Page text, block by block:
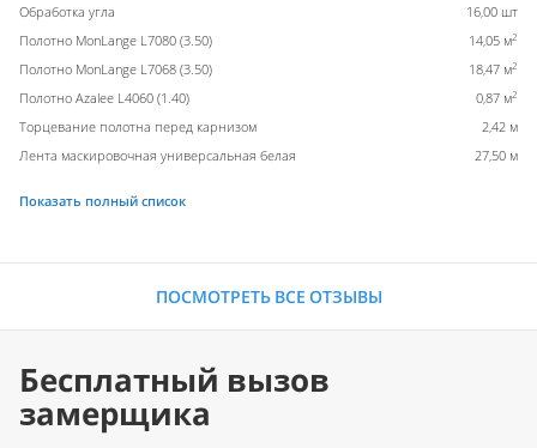
Обработка угла
16,00 шт
Полотно MonLange L7080 (3.50)
14,05 м2
Полотно MonLange L7068 (3.50) 18,47 м2
Полотно Azalee L4060 (1.40) 0,87 м2
Торцевание полотна перед карнизом
2,42 м
Лента маскировочная универсальная белая
27,50 м
Показать полный список
ПОСМОТРЕТЬ ВСЕ ОТЗЫВЫ
Бесплатный вызов
замерщика